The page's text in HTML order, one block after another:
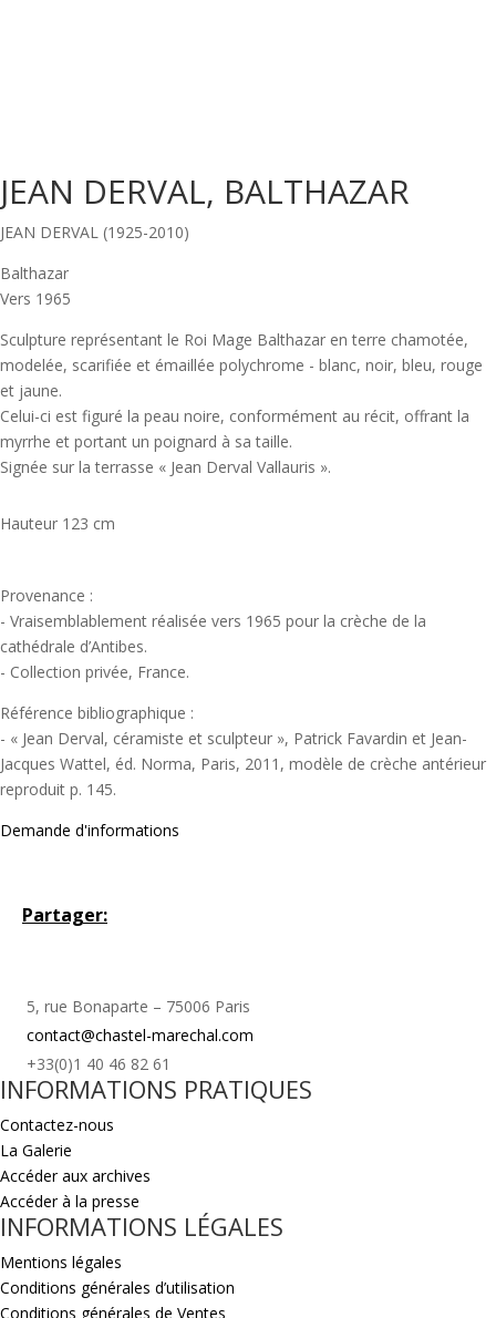
JEAN DERVAL, BALTHAZAR
JEAN DERVAL (1925-2010)
Balthazar
Vers 1965
Sculpture représentant le Roi Mage Balthazar en terre chamotée,
modelée, scarifiée et émaillée polychrome - blanc, noir, bleu, rouge
et jaune.
Celui-ci est figuré la peau noire, conformément au récit, offrant la
myrrhe et portant un poignard à sa taille.
Signée sur la terrasse « Jean Derval Vallauris ».
Hauteur 123 cm
Provenance :
- Vraisemblablement réalisée vers 1965 pour la crèche de la
cathédrale d’Antibes.
- Collection privée, France.
Référence bibliographique :
- « Jean Derval, céramiste et sculpteur », Patrick Favardin et Jean-
Jacques Wattel, éd. Norma, Paris, 2011, modèle de crèche antérieur
reproduit p. 145.
Demande d'informations
Partager:
5, rue Bonaparte – 75006 Paris
contact@chastel-marechal.com
+33(0)1 40 46 82 61
INFORMATIONS PRATIQUES
Contactez-nous
La Galerie
Accéder aux archives
Accéder à la presse
INFORMATIONS LÉGALES
Mentions légales
Conditions générales d’utilisation
Conditions générales de Ventes